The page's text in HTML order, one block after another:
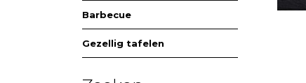
Barbecue
Gezellig tafelen